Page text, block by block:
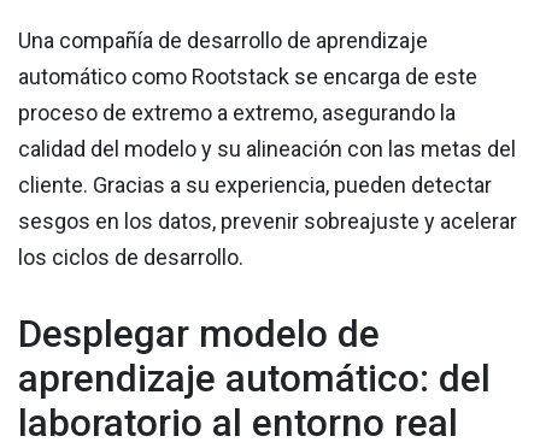
Una compañía de desarrollo de aprendizaje
automático como Rootstack se encarga de este
proceso de extremo a extremo, asegurando la
calidad del modelo y su alineación con las metas del
cliente. Gracias a su experiencia, pueden detectar
sesgos en los datos, prevenir sobreajuste y acelerar
los ciclos de desarrollo.
Desplegar modelo de
aprendizaje automático: del
laboratorio al entorno real